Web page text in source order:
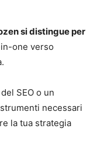
si distingue per
one verso
SEO o un
necessari
la tua strategia